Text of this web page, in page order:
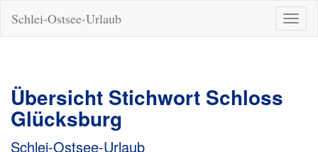
ein-/
Schlei-Ostsee-Urlaub
Übersicht Stichwort Schloss
Glücksburg
Schlei-Ostsee-Urlaub